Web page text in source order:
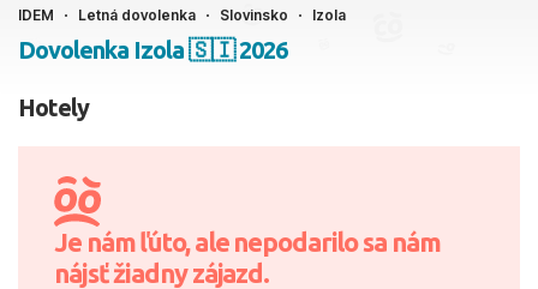
Ako cestujete?
2 dospelí, 0 deti
IDEM Letná dovolenka Slovinsko Izola
Dovolenka Izola 🇸🇮 2026
Hotely
Je nám ľúto, ale nepodarilo sa nám
nájsť žiadny zájazd.